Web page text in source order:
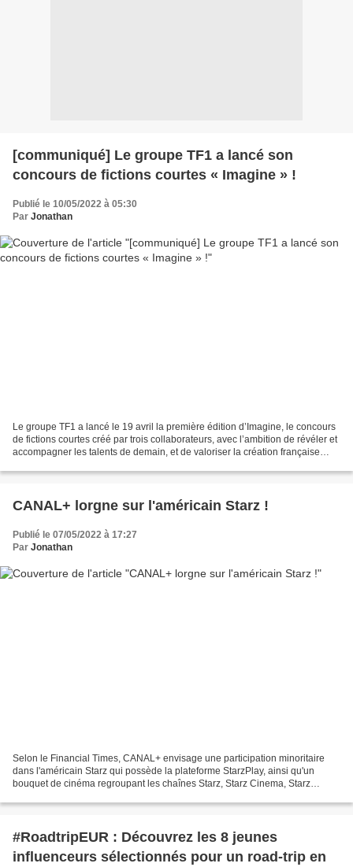
[communiqué] Le groupe TF1 a lancé son
concours de fictions courtes « Imagine » !
Publié le 10/05/2022 à 05:30
Par Jonathan
Le groupe TF1 a lancé le 19 avril la première édition d’Imagine, le concours
de fictions courtes créé par trois collaborateurs, avec l’ambition de révéler et
accompagner les talents de demain, et de valoriser la création française
CANAL+ lorgne sur l'américain Starz !
Publié le 07/05/2022 à 17:27
Par Jonathan
Selon le Financial Times, CANAL+ envisage une participation minoritaire
dans l'américain Starz qui possède la plateforme StarzPlay, ainsi qu'un
bouquet de cinéma regroupant les chaînes Starz, Starz Cinema, Starz
#RoadtripEUR : Découvrez les 8 jeunes
influenceurs sélectionnés pour un road-trip en